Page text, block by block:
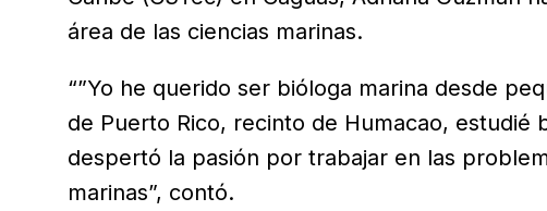
área de las ciencias marinas.
“”Yo he querido ser bióloga marina desde
de Puerto Rico, recinto de Humacao, estudié
despertó la pasión por trabajar en las
marinas”, contó.